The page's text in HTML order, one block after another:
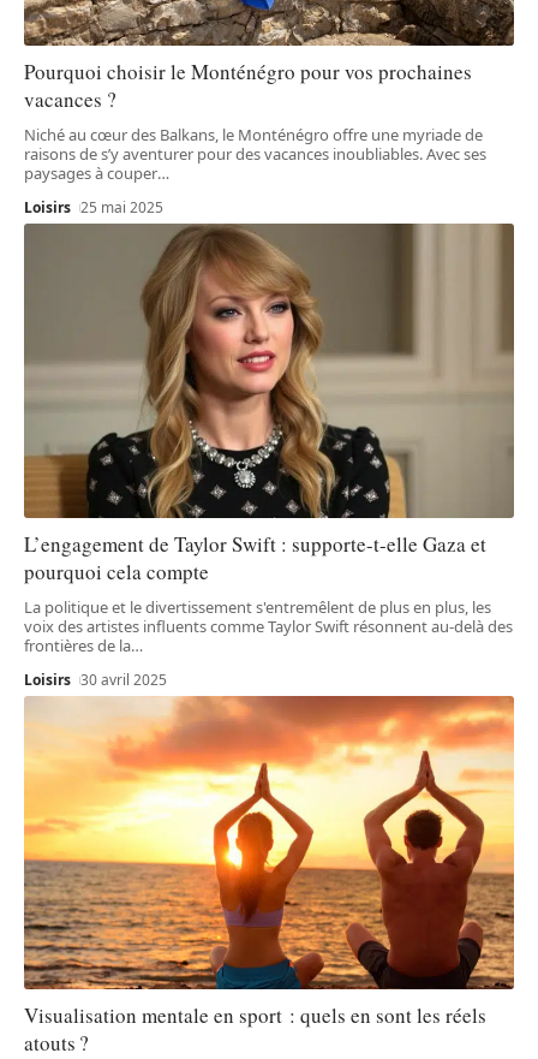
Pourquoi choisir le Monténégro pour vos prochaines
vacances ?
Niché au cœur des Balkans, le Monténégro offre une myriade de
raisons de s’y aventurer pour des vacances inoubliables. Avec ses
paysages à couper…
Loisirs 25 mai 2025
L’engagement de Taylor Swift : supporte-t-elle Gaza et
pourquoi cela compte
La politique et le divertissement s'entremêlent de plus en plus, les
voix des artistes influents comme Taylor Swift résonnent au-delà des
frontières de la…
Loisirs 30 avril 2025
Visualisation mentale en sport : quels en sont les réels
atouts ?